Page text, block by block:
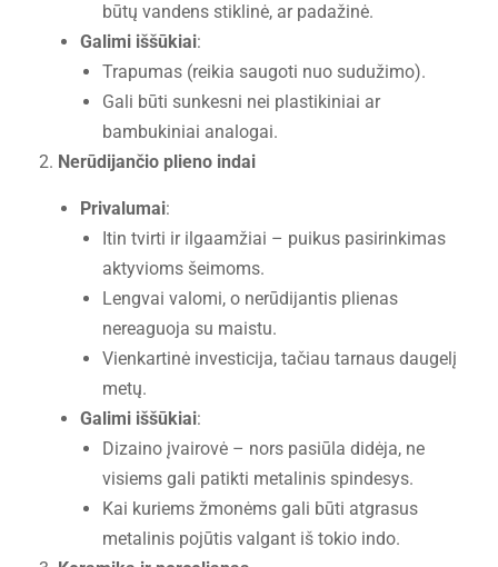
būtų vandens stiklinė, ar padažinė.
Galimi iššūkiai:
Trapumas (reikia saugoti nuo sudužimo).
Gali būti sunkesni nei plastikiniai ar
bambukiniai analogai.
Nerūdijančio plieno indai
Privalumai:
Itin tvirti ir ilgaamžiai – puikus pasirinkimas
aktyvioms šeimoms.
Lengvai valomi, o nerūdijantis plienas
nereaguoja su maistu.
Vienkartinė investicija, tačiau tarnaus daugelį
metų.
Galimi iššūkiai:
Dizaino įvairovė – nors pasiūla didėja, ne
visiems gali patikti metalinis spindesys.
Kai kuriems žmonėms gali būti atgrasus
metalinis pojūtis valgant iš tokio indo.